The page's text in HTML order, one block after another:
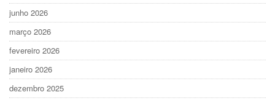
junho 2026
março 2026
fevereiro 2026
janeiro 2026
dezembro 2025